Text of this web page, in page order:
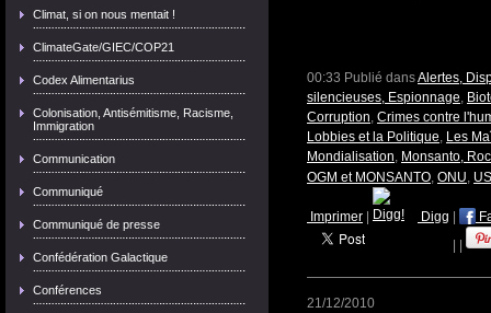
Climat, si on nous mentait !
ClimateGate/GIEC/COP21
Codex Alimentarius
Colonisation, Antisémitisme, Racisme,
Immigration
Communication
Communiqué
Communiqué de presse
Confédération Galactique
Conférences
00:33 Publié dansAlertes,
silencieuses, Espionnage,
Corruption, Crimes contre
Lobbies et la Politique, Les
Mondialisation, Monsanto,
OGM et MONSANTO, ONU,
Imprimer Digg
21/12/2010